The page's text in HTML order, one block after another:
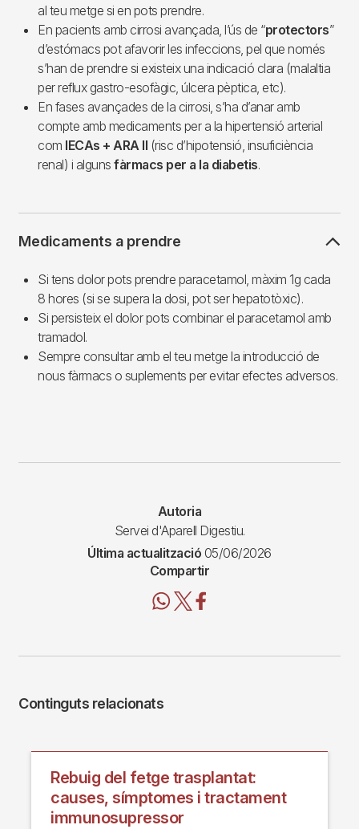
al teu metge si en pots prendre.
En pacients amb cirrosi avançada, l’ús de “protectors”
d’estómacs pot afavorir les infeccions, pel que només
s’han de prendre si existeix una indicació clara (malaltia
per reflux gastro-esofàgic, úlcera pèptica, etc).
En fases avançades de la cirrosi, s’ha d’anar amb
compte amb medicaments per a la hipertensió arterial
com IECAs + ARA II (risc d’hipotensió, insuficiència
renal) i alguns fàrmacs per a la diabetis.
Medicaments a prendre
Si tens dolor pots prendre paracetamol, màxim 1g cada
8 hores (si se supera la dosi, pot ser hepatotòxic).
Si persisteix el dolor pots combinar el paracetamol amb
tramadol.
Sempre consultar amb el teu metge la introducció de
nous fàrmacs o suplements per evitar efectes adversos.
Autoria
Servei d'Aparell Digestiu.
Última actualització 05/06/2026
Compartir
Continguts relacionats
Rebuig del fetge trasplantat:
causes, símptomes i tractament
immunosupressor